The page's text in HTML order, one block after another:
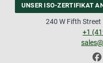
UNSER ISO-ZERTIFIKAT
240 W Fifth Street
+1